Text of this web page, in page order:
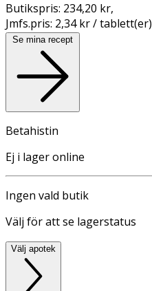
Butikspris: 234,20 kr,
Jmfs.pris: 2,34 kr / tablett(er)
Se mina recept
Betahistin
Ej i lager online
Ingen vald butik
Välj för att se lagerstatus
Välj apotek